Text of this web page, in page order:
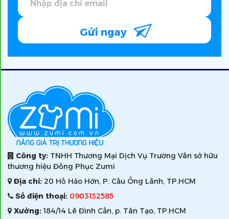
Gửi ngay
Công ty: TNHH Thương Mại Dịch Vụ Trường Vân sở hữu
thương hiệu Đồng Phục Zumi
Địa chỉ: 20 Hồ Hảo Hớn, P. Cầu Ông Lãnh, TP.HCM
Số điện thoại: 0903132585
Xưởng:184/14 Lê Đình Cẩn, p. Tân Tạo, TP.HCM